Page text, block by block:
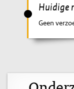
Huidige
Geen